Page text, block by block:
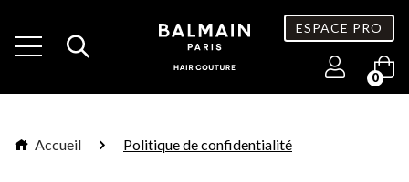
ESPACE PRO
0
Accueil Politique de confidentialité